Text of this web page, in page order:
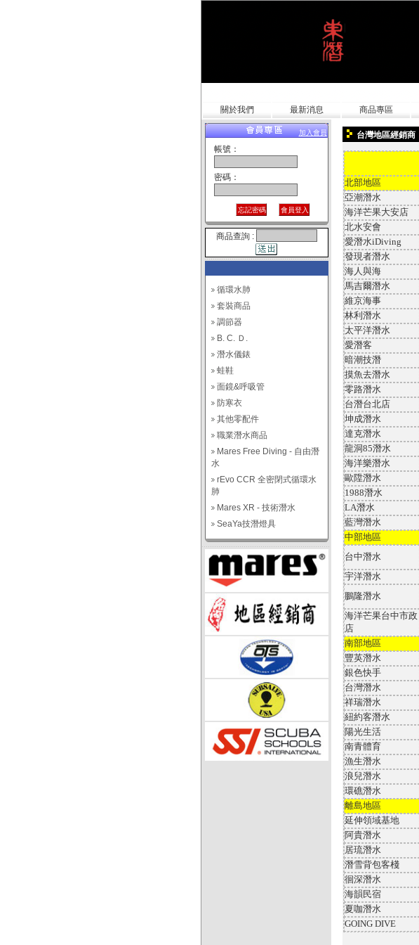
關於我們
最新消息 商品專區
加入會員
帳號：
密碼：
商品查詢 :
循環水肺
套裝商品
調節器
B. C. Ｄ.
潛水儀錶
蛙鞋
面鏡&呼吸管
防寒衣
其他零配件
職業潛水商品
Mares Free Diving - 自由潛
水
rEvo CCR 全密閉式循環水
肺
Mares XR - 技術潛水
SeaYa技潛燈具
台灣地區經銷商
北部地區
亞潮潛水
海洋芒果大安店
北水安會
愛潛水iDiving
發現者潛水
海人與海
馬吉爾潛水
維京海事
林利潛水
太平洋潛水
愛潛客
暗潮技潛
摸魚去潛水
零路潛水
台潛台北店
坤成潛水
達克潛水
龍洞85潛水
海洋樂潛水
歐陞潛水
1988潛水
LA潛水
藍灣潛水
中部地區
台中潛水
宇洋潛水
鵬隆潛水
海洋芒果台中市政
店
南部地區
豐英潛水
銀色快手
台灣潛水
祥瑞潛水
紐約客潛水
陽光生活
南青體育
漁生潛水
浪兒潛水
環礁潛水
離島地區
延伸領域基地
阿貴潛水
居琉潛水
潛雪背包客棧
徊深潛水
海韻民宿
夏咖潛水
GOING DIVE